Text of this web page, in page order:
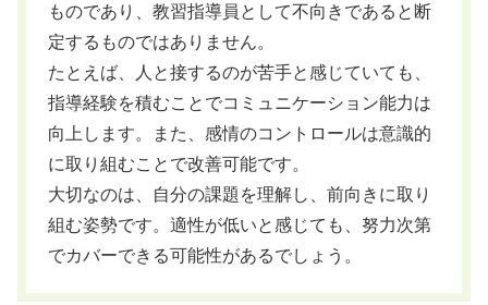
ものであり、教習指導員として不向きであると断
定するものではありません。
たとえば、人と接するのが苦手と感じていても、
指導経験を積むことでコミュニケーション能力は
向上します。また、感情のコントロールは意識的
に取り組むことで改善可能です。
大切なのは、自分の課題を理解し、前向きに取り
組む姿勢です。適性が低いと感じても、努力次第
でカバーできる可能性があるでしょう。